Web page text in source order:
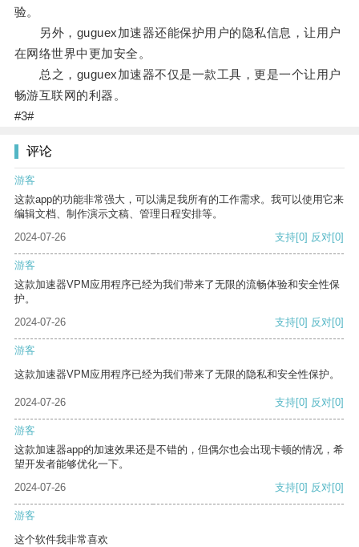
验。
另外，guguex加速器还能保护用户的隐私信息，让用户
在网络世界中更加安全。
总之，guguex加速器不仅是一款工具，更是一个让用户
畅游互联网的利器。
#3#
评论
游客
这款app的功能非常强大，可以满足我所有的工作需求。我可以使用它来
编辑文档、制作演示文稿、管理日程安排等。
2024-07-26
支持[0] 反对[0]
游客
这款加速器VPM应用程序已经为我们带来了无限的流畅体验和安全性保
护。
2024-07-26
支持[0] 反对[0]
游客
这款加速器VPM应用程序已经为我们带来了无限的隐私和安全性保护。
2024-07-26 支持[0] 反对[0]
游客
这款加速器app的加速效果还是不错的，但偶尔也会出现卡顿的情况，希
望开发者能够优化一下。
2024-07-26
支持[0] 反对[0]
游客
这个软件我非常喜欢